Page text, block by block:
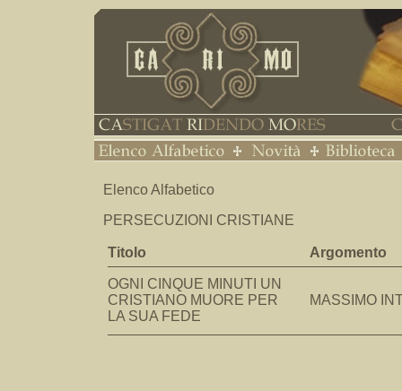
Elenco Alfabetico
PERSECUZIONI CRISTIANE
Titolo Argomento
OGNI CINQUE MINUTI UN
CRISTIANO MUORE PER
LA SUA FEDE
MASSIMO